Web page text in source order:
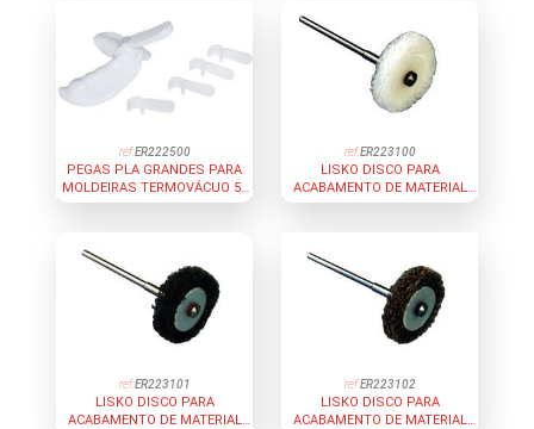
ref:ER222500
PEGAS PLA GRANDES PARA
MOLDEIRAS TERMOVÁCUO 50
UNIDADES
ref:ER223100
LISKO DISCO PARA
ACABAMENTO DE MATERIAL
SOFT - DESGASTE FINO
ref:ER223101
LISKO DISCO PARA
ACABAMENTO DE MATERIAL
ref:ER223102
LISKO DISCO PARA
ACABAMENTO DE MATERIAL